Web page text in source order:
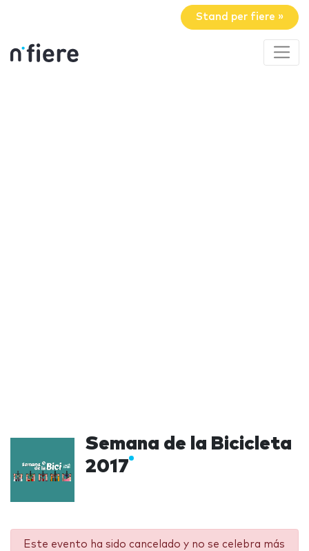
Stand per fiere »
Semana de la Bicicleta
2017
Este evento ha sido cancelado y no se celebra más